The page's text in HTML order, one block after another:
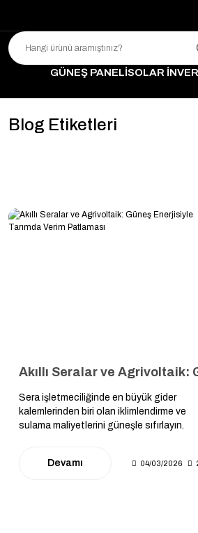
GÜNEŞ PANELİSOLAR
Blog Etiketleri
Sera işletmeciliğinde en büyük gider
kalemlerinden biri olan iklimlendirme ve
sulama maliyetlerini güneşle sıfırlayın.
sağlamanın yolları bu rehberde.
Devamı 04/03/2026